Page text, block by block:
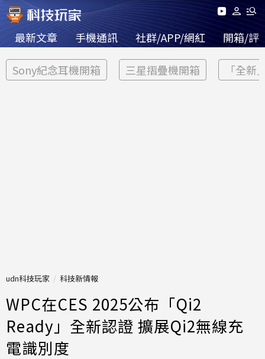
最新文章 手機通訊 社群/APP/網紅 開箱/評
Sony紀念耳機開箱 三星摺疊機開箱 「全新
udn科技玩家 科技新情報
WPC在CES 2025公布「Qi2
Ready」全新認證 擴展Qi2無線充
電識別度